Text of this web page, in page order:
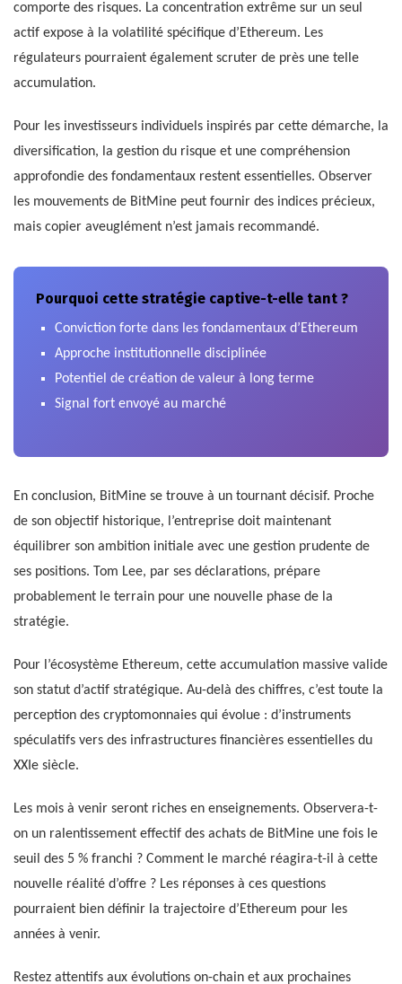
comporte des risques. La concentration extrême sur un seul
actif expose à la volatilité spécifique d’Ethereum. Les
régulateurs pourraient également scruter de près une telle
accumulation.
Pour les investisseurs individuels inspirés par cette démarche, la
diversification, la gestion du risque et une compréhension
approfondie des fondamentaux restent essentielles. Observer
les mouvements de BitMine peut fournir des indices précieux,
mais copier aveuglément n’est jamais recommandé.
Pourquoi cette stratégie captive-t-elle tant ?
Conviction forte dans les fondamentaux d’Ethereum
Approche institutionnelle disciplinée
Potentiel de création de valeur à long terme
Signal fort envoyé au marché
En conclusion, BitMine se trouve à un tournant décisif. Proche
de son objectif historique, l’entreprise doit maintenant
équilibrer son ambition initiale avec une gestion prudente de
ses positions. Tom Lee, par ses déclarations, prépare
probablement le terrain pour une nouvelle phase de la
stratégie.
Pour l’écosystème Ethereum, cette accumulation massive valide
son statut d’actif stratégique. Au-delà des chiffres, c’est toute la
perception des cryptomonnaies qui évolue : d’instruments
spéculatifs vers des infrastructures financières essentielles du
XXIe siècle.
Les mois à venir seront riches en enseignements. Observera-t-
on un ralentissement effectif des achats de BitMine une fois le
seuil des 5 % franchi ? Comment le marché réagira-t-il à cette
nouvelle réalité d’offre ? Les réponses à ces questions
pourraient bien définir la trajectoire d’Ethereum pour les
années à venir.
Restez attentifs aux évolutions on-chain et aux prochaines